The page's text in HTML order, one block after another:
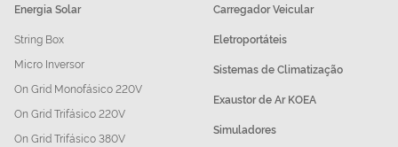
Energia Solar
String Box
Micro Inversor
On Grid Monofásico 220V
On Grid Trifásico 220V
On Grid Trifásico 380V
Carregador Veicular
Eletroportáteis
Sistemas de Climatização
Exaustor de Ar KOEA
Simuladores